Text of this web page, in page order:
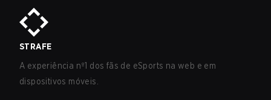
STRAFE
A experiência nº1 dos fãs de eSports na web e em
dispositivos móveis.